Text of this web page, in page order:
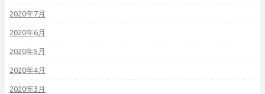
2020年7月
2020年6月
2020年5月
2020年4月
2020年3月